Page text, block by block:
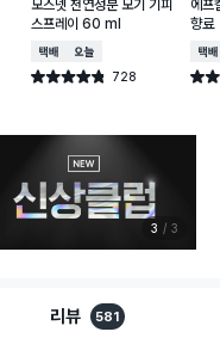
모스넷 천연성분 모기 기피
스프레이 60 ml
택배배송오늘배송
별점 4.8점 728
건 작성
에프
향료
택배
별점
3 3
리뷰 581